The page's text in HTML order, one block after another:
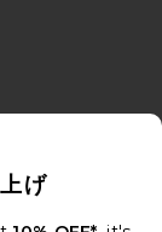
げ